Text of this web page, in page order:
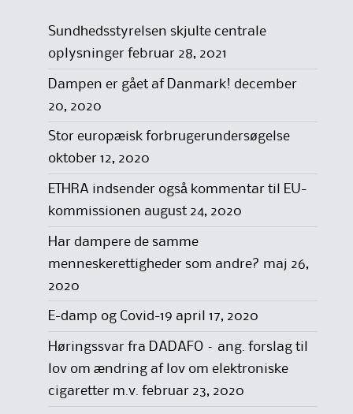
Sundhedsstyrelsen skjulte centrale
oplysninger februar 28, 2021
Dampen er gået af Danmark! december
20, 2020
Stor europæisk forbrugerundersøgelse
oktober 12, 2020
ETHRA indsender også kommentar til EU-
kommissionen august 24, 2020
Har dampere de samme
menneskerettigheder som andre? maj 26,
2020
E-damp og Covid-19 april 17, 2020
Høringssvar fra DADAFO – ang. forslag til
lov om ændring af lov om elektroniske
cigaretter m.v. februar 23, 2020